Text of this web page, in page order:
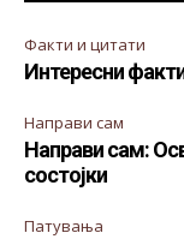
Факти и цитати
Интересни
Направи сам
Направи сам:
состојки
Патувања